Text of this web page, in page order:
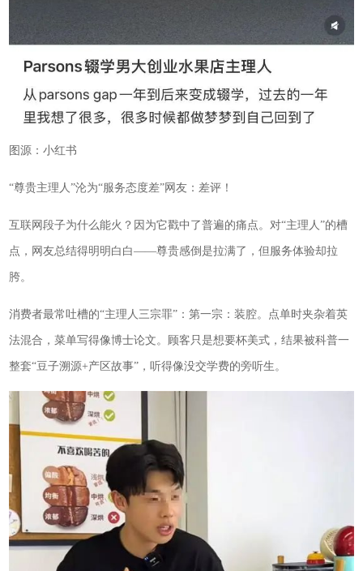
图源：小红书
“尊贵主理人”沦为“服务态度差”网友：差评！
互联网段子为什么能火？因为它戳中了普遍的痛点。对“主理人”的槽
点，网友总结得明明白白——尊贵感倒是拉满了，但服务体验却拉
胯。
消费者最常吐槽的“主理人三宗罪”：第一宗：装腔。点单时夹杂着英
法混合，菜单写得像博士论文。顾客只是想要杯美式，结果被科普一
整套“豆子溯源+产区故事”，听得像没交学费的旁听生。